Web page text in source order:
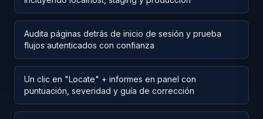
Audita páginas detrás de inicio de sesión y prueba
flujos autenticados con confianza
Un clic en "Locate" + informes en panel con
puntuación, severidad y guía de corrección